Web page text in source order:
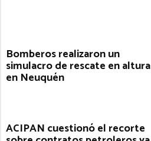
Bomberos realizaron un
simulacro de rescate en altura
en Neuquén
ACIPAN cuestionó el recorte